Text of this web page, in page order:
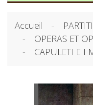
Accueil
OPERAS ET
CAPULETI E I